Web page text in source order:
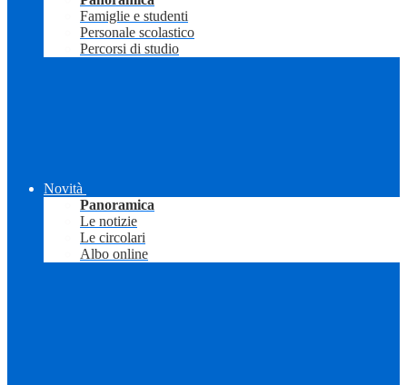
Famiglie e studenti
Personale scolastico
Percorsi di studio
Novità
Panoramica
Le notizie
Le circolari
Albo online